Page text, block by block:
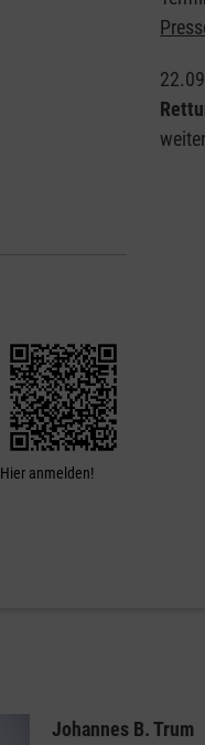
Hier anmelden!
Johannes B. Trum